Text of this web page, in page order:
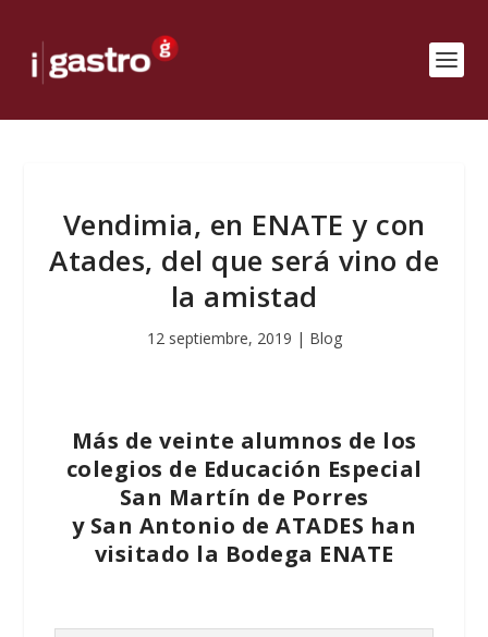
Vendimia, en ENATE y con
Atades, del que será vino de
la amistad
12 septiembre, 2019 | Blog
Más de veinte alumnos de los
colegios de Educación Especial
San Martín de Porres
y San Antonio de ATADES han
visitado la Bodega ENATE